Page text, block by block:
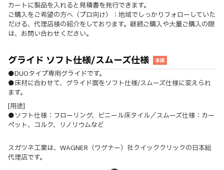
カートに製品を入れると見積書を発行できます。
ご購入をご希望の方へ（プロ向け）：地域でしっかりフォローしていた
だける、代理店様の紹介をしております。継続ご購入や大量ご購入の際
は、お問い合わせください。
グライド ソフト仕様/スムーズ仕様 本体
●DUOタイプ専用グライドです。
●床材に合わせて、グライド面をソフト仕様/スムーズ仕様に変えられ
ます。
[用途]
●ソフト仕様：フローリング、ビニール床タイル／スムーズ仕様：カー
ペット、コルク、リノリウムなど
スガツネ工業は、WAGNER（ワグナー）社クイッククリックの日本総
代理店です。